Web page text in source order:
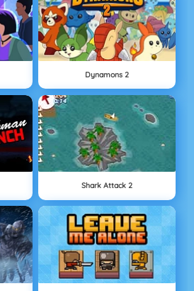
Dynamons 2
Shark Attack 2